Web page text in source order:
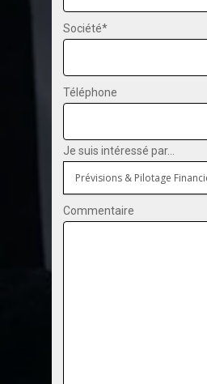
Société*
Téléphone
Je suis intéressé par...
Commentaire